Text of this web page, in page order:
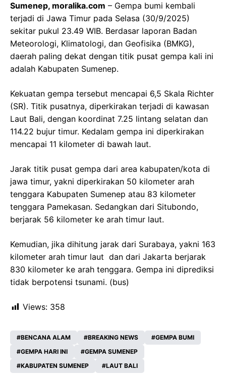
Sumenep, moralika.com – Gempa bumi kembali
terjadi di Jawa Timur pada Selasa (30/9/2025)
sekitar pukul 23.49 WIB. Berdasar laporan Badan
Meteorologi, Klimatologi, dan Geofisika (BMKG),
daerah paling dekat dengan titik pusat gempa kali ini
adalah Kabupaten Sumenep.
Kekuatan gempa tersebut mencapai 6,5 Skala Richter
(SR). Titik pusatnya, diperkirakan terjadi di kawasan
Laut Bali, dengan koordinat 7.25 lintang selatan dan
114.22 bujur timur. Kedalam gempa ini diperkirakan
mencapai 11 kilometer di bawah laut.
Jarak titik pusat gempa dari area kabupaten/kota di
jawa timur, yakni diperkirakan 50 kilometer arah
tenggara Kabupaten Sumenep atau 83 kilometer
tenggara Pamekasan. Sedangkan dari Situbondo,
berjarak 56 kilometer ke arah timur laut.
Kemudian, jika dihitung jarak dari Surabaya, yakni 163
kilometer arah timur laut dan dari Jakarta berjarak
830 kilometer ke arah tenggara. Gempa ini diprediksi
tidak berpotensi tsunami. (bus)
Views: 358
BENCANA ALAM BREAKING NEWS
GEMPA BUMI
GEMPA HARI INI
GEMPA SUMENEP
KABUPATEN SUMENEP
LAUT BALI